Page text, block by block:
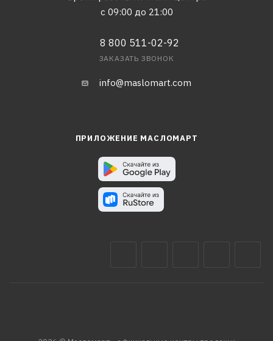
с 09:00 до 21:00
8 800 511-02-92
ЗАКАЗАТЬ ЗВОНОК
info@maslomart.com
ПРИЛОЖЕНИЕ МАСЛОМАРТ